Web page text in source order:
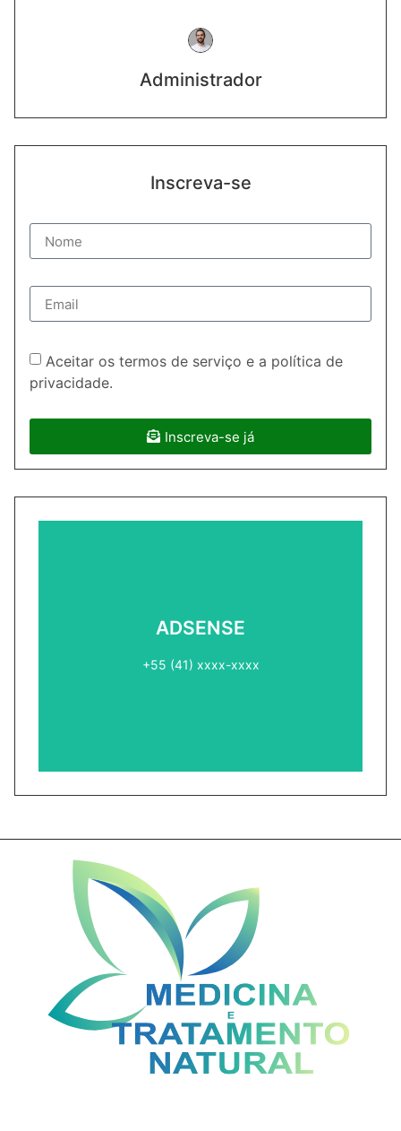
Administrador
Inscreva-se
Aceitar os termos de serviço e a política de
privacidade.
Inscreva-se já
ADSENSE
+55 (41) xxxx-xxxx
ADSENSE2
+55 (41) xxxx-xxxx